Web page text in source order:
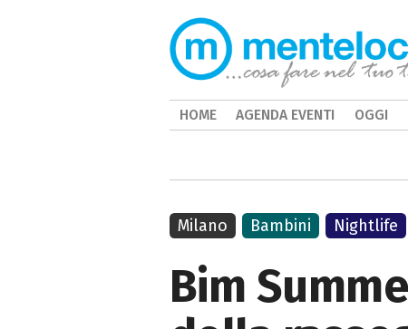
Bim
Milano Bambini Nightlife
HOME AGENDA EVENTI OGGI